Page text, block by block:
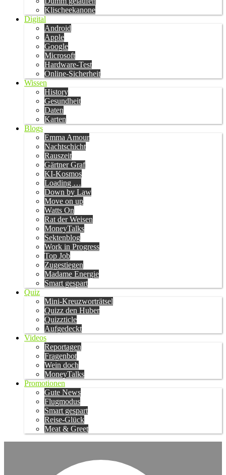
Klischeekanone
Digital
Android
Apple
Google
Microsoft
Hardware-Test
Online-Sicherheit
Wissen
History
Gesundheit
Daten
Karten
Blogs
Emma Amour
Nachtschicht
Rauszeit
Gärtner Graf
KI-Kosmos
Loading …
Down by Law
Move on up
Watts On
Rat der Weisen
MoneyTalks
Sektenblog
Work in Progress
Top Job
Zugestiegen
Madame Energie
Smart gespart
Quiz
Mini-Kreuzworträtsel
Quizz den Huber
Quizzticle
Aufgedeckt
Videos
Reportagen
Fragenbot
Wein doch
MoneyTalks
Promotionen
Gute News
Flugmodus
Smart gespart
Reise-Glück
Meat & Greet